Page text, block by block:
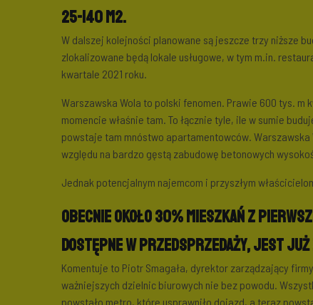
25-140 m2.
W dalszej kolejności planowane są jeszcze trzy niższe
zlokalizowane będą lokale usługowe, w tym m.in.
kwartale 2021 roku.
Warszawska Wola to polski fenomen. Prawie 600 tys. m
momencie właśnie tam. To łącznie tyle, ile w sumie
powstaje tam mnóstwo apartamentowców. Warszawska
względu na bardzo gęstą zabudowę betonowych
Jednak potencjalnym najemcom i przyszłym
obecnie około 30% mieszkań z
dostępne w przedsprzedaży, jest już
Komentuje to Piotr Smagała, dyrektor zarządzający
ważniejszych dzielnic biurowych nie bez powodu.
powstało metro, które usprawniło dojazd, a teraz